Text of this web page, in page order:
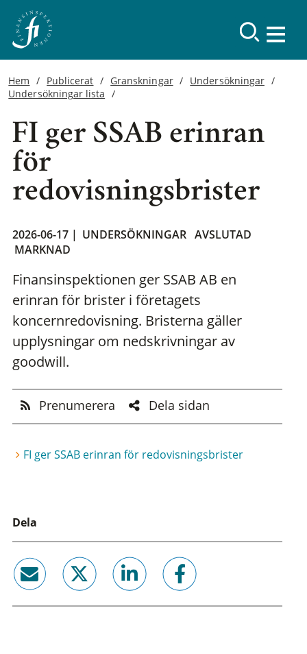
Hem Publicerat Granskningar
Undersökningar
Undersökningar lista
FI ger SSAB erinran
för
redovisningsbrister
2026-06-17 | UNDERSÖKNINGAR AVSLUTAD
MARKNAD
Finansinspektionen ger SSAB AB en
erinran för brister i företagets
koncernredovisning. Bristerna gäller
upplysningar om nedskrivningar av
goodwill.
Prenumerera Dela sidan
FI ger SSAB erinran för redovisningsbrister
Dela